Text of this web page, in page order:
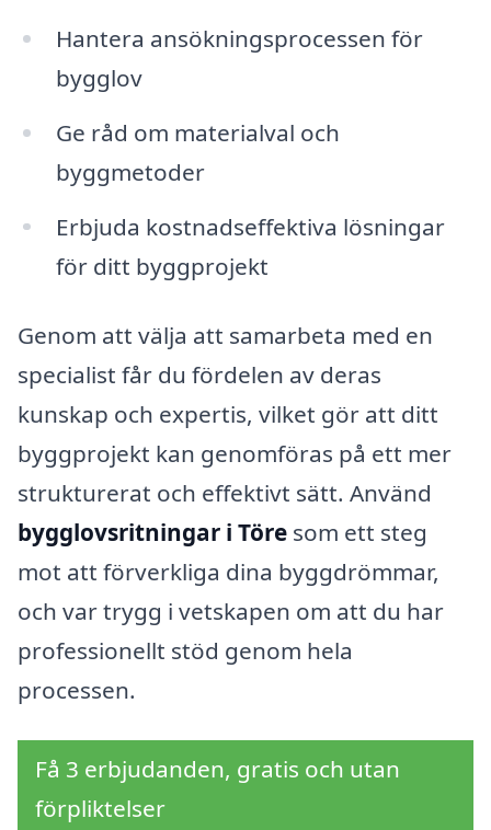
Hantera ansökningsprocessen för
bygglov
Ge råd om materialval och
byggmetoder
Erbjuda kostnadseffektiva lösningar
för ditt byggprojekt
Genom att välja att samarbeta med en
specialist får du fördelen av deras
kunskap och expertis, vilket gör att ditt
byggprojekt kan genomföras på ett mer
strukturerat och effektivt sätt. Använd
bygglovsritningar i Töre som ett steg
mot att förverkliga dina byggdrömmar,
och var trygg i vetskapen om att du har
professionellt stöd genom hela
processen.
Få 3 erbjudanden, gratis och utan
förpliktelser